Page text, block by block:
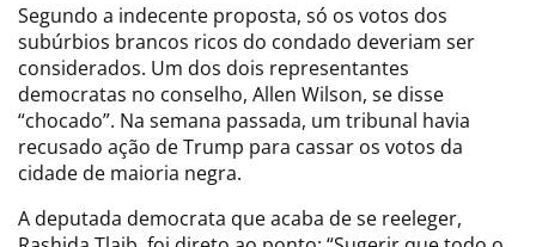
Segundo a indecente proposta, só os votos dos
subúrbios brancos ricos do condado deveriam ser
considerados. Um dos dois representantes
democratas no conselho, Allen Wilson, se disse
“chocado”. Na semana passada, um tribunal havia
recusado ação de Trump para cassar os votos da
cidade de maioria negra.
A deputada democrata que acaba de se reeleger,